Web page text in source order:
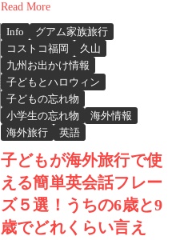
Read More
Info
グアム家族旅行
コストコ福岡
久山
九州お出かけ情報
子どもとハロウィン
子どもの忘れ物
小学生の忘れ物
海外情報
海外旅行
英語
子どもが海外旅行で使
える簡単英会話フレー
ズ５選！うちの6歳と9
歳でどれくらい言え